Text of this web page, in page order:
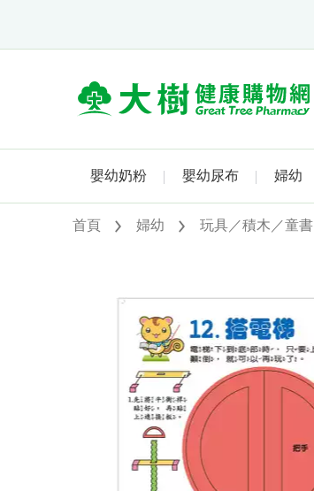
嬰幼奶粉 嬰幼尿布 婦幼
首頁 婦幼 玩具／積木／童書